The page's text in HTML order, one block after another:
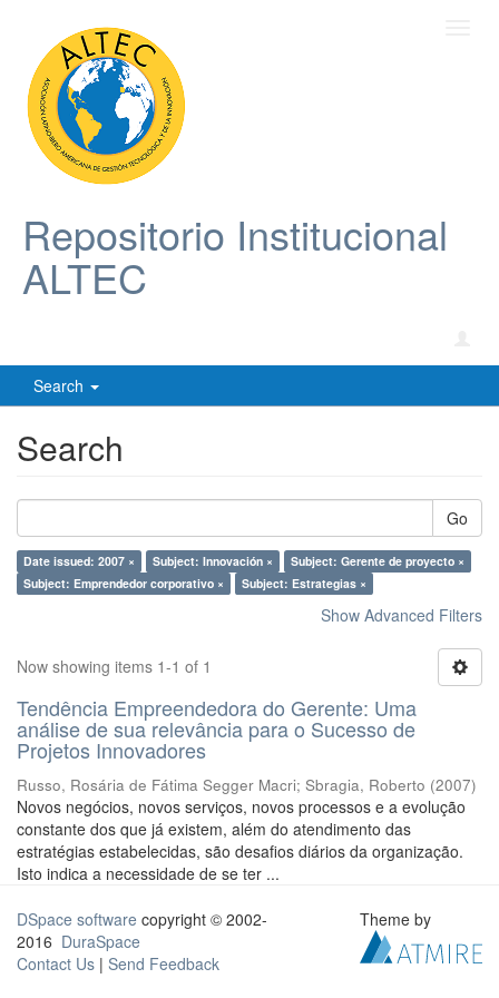
Repositorio Institucional
ALTEC
Search
Search
Go
Date issued: 2007 × Subject: Innovación ×
Subject: Gerente de proyecto ×
Subject: Emprendedor corporativo ×
Subject: Estrategias ×
Show Advanced Filters
Now showing items 1-1 of 1
Tendência Empreendedora do Gerente: Uma
análise de sua relevância para o Sucesso de
Projetos Innovadores
Russo, Rosária de Fátima Segger Macri; Sbragia, Roberto (2007)
Novos negócios, novos serviços, novos processos e a evolução
constante dos que já existem, além do atendimento das
estratégias estabelecidas, são desafios diários da organização.
Isto indica a necessidade de se ter ...
DSpace software copyright © 2002-
2016 DuraSpace
Contact Us | Send Feedback
Theme by